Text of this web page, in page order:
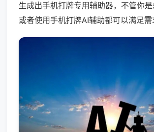
生成出手机打牌专用辅助器，不管你
或者使用手机打牌AI辅助都可以满足需